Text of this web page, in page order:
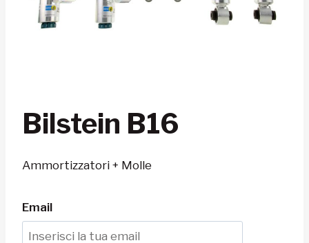
Bilstein B16
Ammortizzatori + Molle
Email